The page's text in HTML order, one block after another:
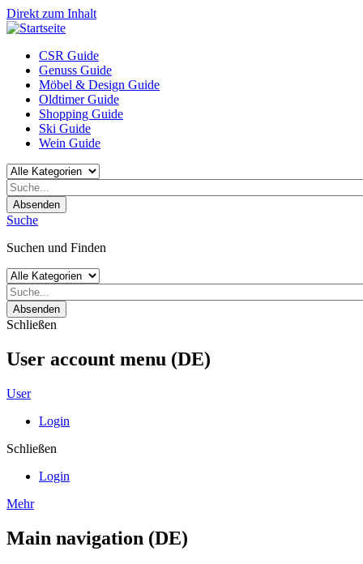
Direkt zum Inhalt
CSR Guide
Genuss Guide
Möbel & Design Guide
Oldtimer Guide
Shopping Guide
Ski Guide
Wein Guide
Absenden
Suche
Suchen und Finden
Absenden
Schließen
User account menu (DE)
User
Login
Schließen
Login
Mehr
Main navigation (DE)